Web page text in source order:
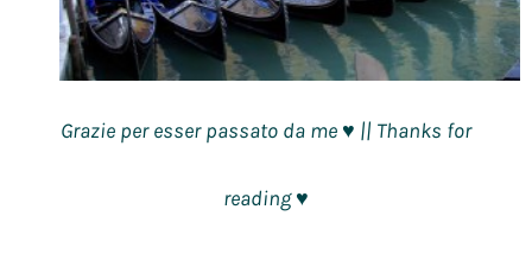
Grazie per esser passato da me ♥ || Thanks for
reading ♥